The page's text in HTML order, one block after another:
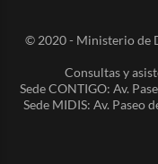
© 2020 - Ministerio de
Consultas y
Sede CONTIGO: Av.
Sede MIDIS: Av. Paseo